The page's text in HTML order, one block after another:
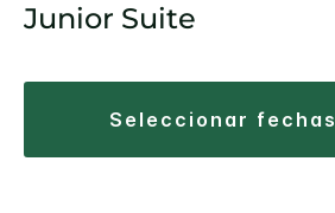
Junior Suite
seleccionar fechas